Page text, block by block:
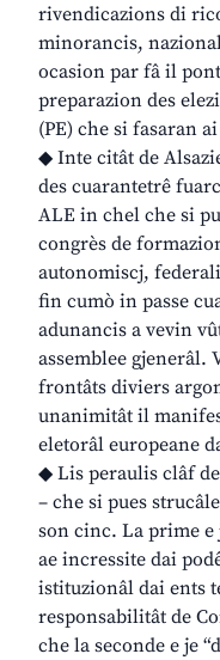
rivendicazions di
minorancis,
ocasion par fâ il
preparazion des
(PE) che si fasaran
◆ Inte citât de
des cuarantetrê
ALE in chel che si
congrès de
autonomiscj,
fin cumò in passe
adunancis a vevin
assemblee gjenerâl.
frontâts diviers
unanimitât il
eletorâl europeane
◆ Lis peraulis clâf
– che si pues
son cinc. La prime e
ae incressite dai
istituzionâl dai ents
responsabilitât de
che la seconde e je